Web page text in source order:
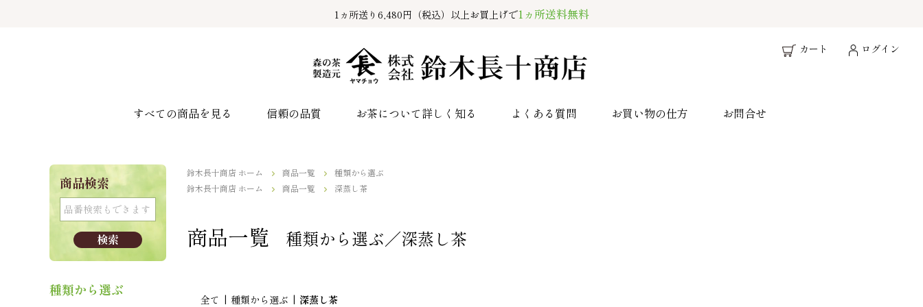
1ヵ所送り6,480円（税込）以上お買上げで1ヵ所送料無料
カート ログイン
すべての商品を見る 信頼の品質 お茶について詳しく知る よくある質問 お買い物の仕方 お問合せ
鈴木長十商店 ホーム 商品一覧
種類から選ぶ
鈴木長十商店 ホーム
商品一覧 深蒸し茶
商品一覧 種類から選ぶ／深蒸し茶
全て | 種類から選ぶ | 深蒸し茶
商品検索
種類から選ぶ